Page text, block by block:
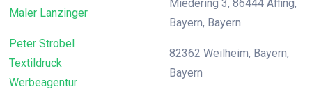
Maler Lanzinger
Miedering 3, 86444 Affing,
Bayern, Bayern
Peter Strobel
Textildruck
Werbeagentur
82362 Weilheim, Bayern,
Bayern